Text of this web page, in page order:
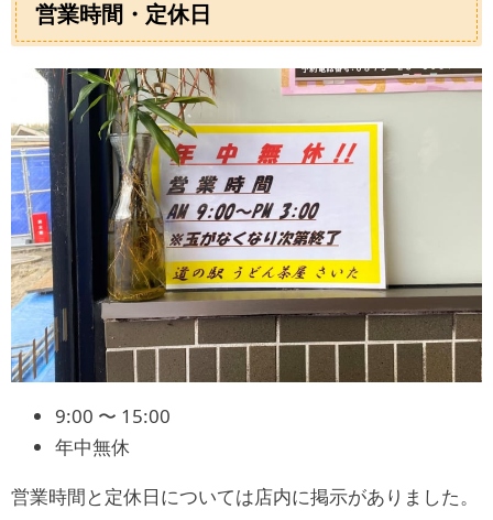
営業時間・定休日
9:00 〜 15:00
年中無休
営業時間と定休日については店内に掲示がありました。